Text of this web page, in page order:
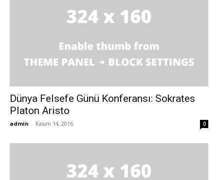
Dünya Felsefe Günü Konferansı: Sokrates
Platon Aristo
admin - Kasım 14, 2016 0